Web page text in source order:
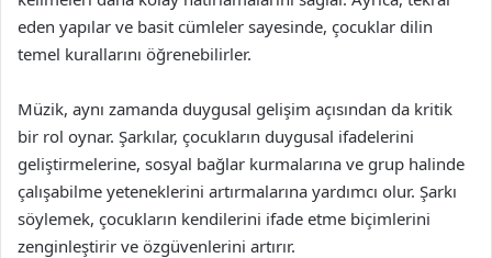
eden yapılar ve basit cümleler sayesinde, çocuklar dilin
temel kurallarını öğrenebilirler.
Müzik, aynı zamanda duygusal gelişim açısından da kritik
bir rol oynar. Şarkılar, çocukların duygusal ifadelerini
geliştirmelerine, sosyal bağlar kurmalarına ve grup halinde
çalışabilme yeteneklerini artırmalarına yardımcı olur. Şarkı
söylemek, çocukların kendilerini ifade etme biçimlerini
zenginleştirir ve özgüvenlerini artırır.